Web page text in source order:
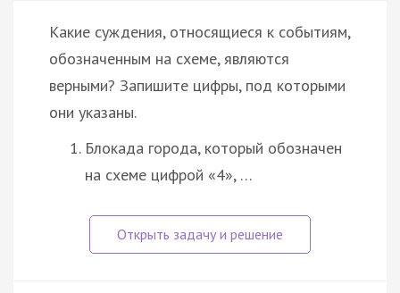
Какие суждения, относящиеся к событиям,
обозначенным на схеме, являются
верными? Запишите цифры, под которыми
они указаны.
Блокада города, который обозначен
на схеме цифрой «4», …